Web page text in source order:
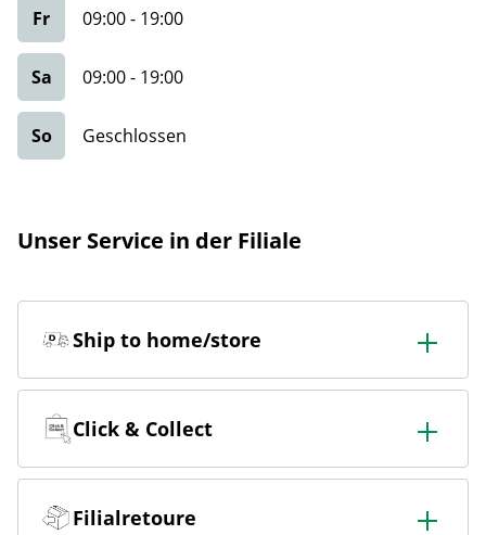
Fr 09:00- 19:00
Sa 09:00- 19:00
So Geschlossen
Unser Service in der Filiale
Ship to home/store
In der Filiale bestellen & in die Filiale oder nach Hause
liefern lassen.
Click & Collect
Online bestellen & kostenlos hier in der Filiale abholen
Filialretoure